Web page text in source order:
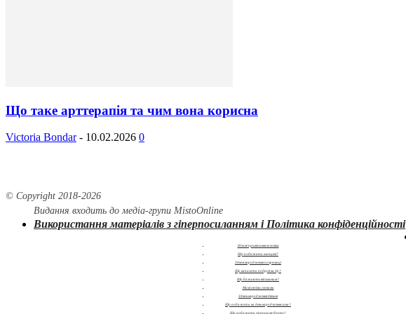
Що таке арттерапія та чим вона корисна
Victoria Bondar - 10.02.2026 0
© Copyright 2018-2026
Видання входить до медіа-групи MistoOnline
Використання матеріалів з гіперпосиланням і Політика конфіденційності
Ніжне привітання чоловіка
Що побажати хлопцеві?
З днем народження похресниці
Що написати подрузі на др?
Що бажають військовим?
Мамі своїми словами
З днем народження дівчині
Що побажати на день народження сина?
Що побажати старшому брату?